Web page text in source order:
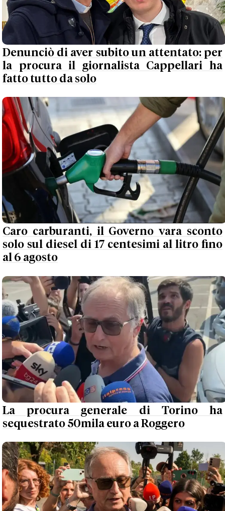
Denunciò di aver subito un attentato: per
la procura il giornalista Cappellari ha
fatto tutto da solo
Caro carburanti, il Governo vara sconto
solo sul diesel di 17 centesimi al litro fino
al 6 agosto
La procura generale di Torino ha
sequestrato 50mila euro a Roggero